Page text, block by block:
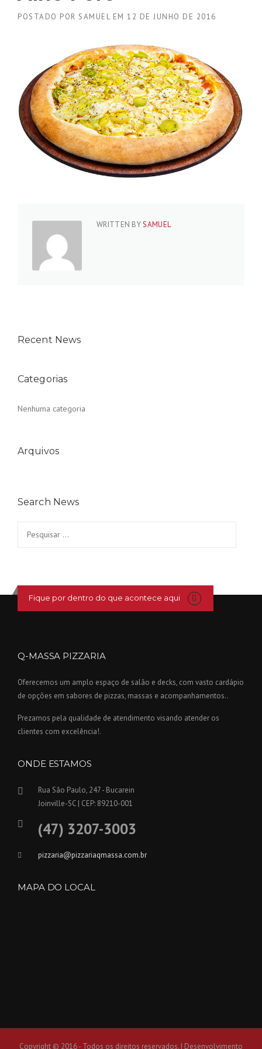
POSTADO POR SAMUELEM 12 DE JUNHO DE 2016
WRITTEN BYSAMUEL
Recent News
Categorias
Nenhuma categoria
Arquivos
Search News
por:
Fique por dentro do que acontece aqui
Q-MASSA PIZZARIA
Oferecemos um amplo espaço de salão e decks, com vasto cardápio
de opções em sabores de pizzas, massas e acompanhamentos..
Prezamos pela qualidade de atendimento visando atender os
clientes com excelência!.
ONDE ESTAMOS
Rua São Paulo, 247 - Bucarein
Joinville-SC | CEP: 89210-001
(47) 3207-3003
pizzaria@pizzariaqmassa.com.br
MAPA DO LOCAL
Copyright © 2016 - Todos os direitos reservados. | Desenvolvimento